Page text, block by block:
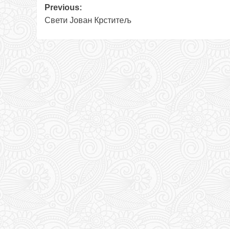
Post
navigation
Previous:
Свети Јован Крститељ